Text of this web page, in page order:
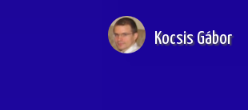
Kocsis Gábor